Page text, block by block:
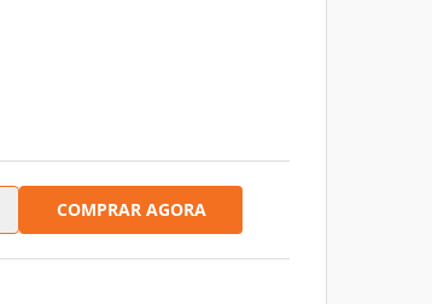
COMPRAR AGORA